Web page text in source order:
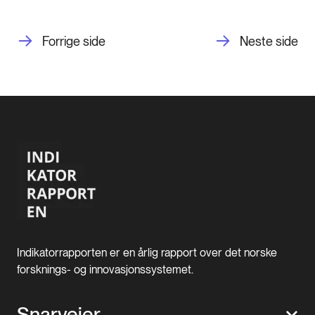
Forrige side Neste side
Indikatorrapporten er en årlig rapport over det norske
forsknings- og innovasjonssystemet.